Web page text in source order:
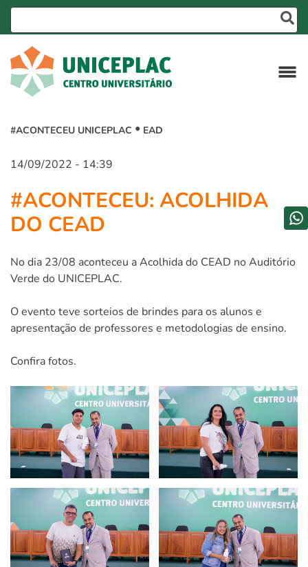
#ACONTECEU UNICEPLAC EAD
14/09/2022 - 14:39
#ACONTECEU: ACOLHIDA
DO CEAD
No dia 23/08 aconteceu a Acolhida do CEAD no Auditório
Verde do UNICEPLAC.
O evento teve sorteios de brindes para os alunos e
apresentação de professores e metodologias de ensino.
Confira fotos.